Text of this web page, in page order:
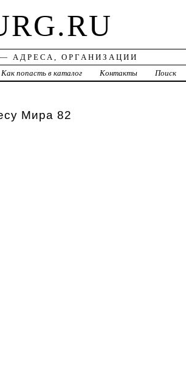
АДРЕСА, ОРГАНИЗАЦИИ
Как попасть в каталог Контакты Поиск
Мира 82